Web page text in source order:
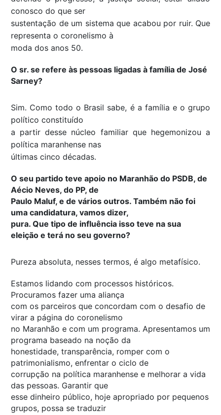
conosco do que ser
sustentação de um sistema que acabou por ruir. Que
representa o coronelismo à
moda dos anos 50.
O sr. se refere às pessoas ligadas à família de José
Sarney?
Sim. Como todo o Brasil sabe, é a família e o grupo
político constituído
a partir desse núcleo familiar que hegemonizou a
política maranhense nas
últimas cinco décadas.
O seu partido teve apoio no Maranhão do PSDB, de
Aécio Neves, do PP, de
Paulo Maluf, e de vários outros. Também não foi
uma candidatura, vamos dizer,
pura. Que tipo de influência isso teve na sua
eleição e terá no seu governo?
Pureza absoluta, nesses termos, é algo metafísico.
Estamos lidando com processos históricos.
Procuramos fazer uma aliança
com os parceiros que concordam com o desafio de
virar a página do coronelismo
no Maranhão e com um programa. Apresentamos um
programa baseado na noção da
honestidade, transparência, romper com o
patrimonialismo, enfrentar o ciclo de
corrupção na política maranhense e melhorar a vida
das pessoas. Garantir que
esse dinheiro público, hoje apropriado por pequenos
grupos, possa se traduzir